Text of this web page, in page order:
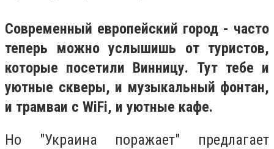
Современный европейский город - часто
теперь можно услышишь от туристов,
которые посетили Винницу. Тут тебе и
уютные скверы, и музыкальный фонтан,
и трамваи с WiFi, и уютные кафе.
Но "Украина поражает" предлагает